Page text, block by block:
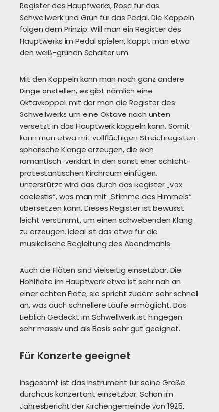
Register des Hauptwerks, Rosa für das
Schwellwerk und Grün für das Pedal. Die Koppeln
folgen dem Prinzip: Will man ein Register des
Hauptwerks im Pedal spielen, klappt man etwa
den weiß-grünen Schalter um.
Mit den Koppeln kann man noch ganz andere
Dinge anstellen, es gibt nämlich eine
Oktavkoppel, mit der man die Register des
Schwellwerks um eine Oktave nach unten
versetzt in das Hauptwerk koppeln kann. Somit
kann man etwa mit vollflächigen Streichregistern
sphärische Klänge erzeugen, die sich
romantisch-verklärt in den sonst eher schlicht-
protestantischen Kirchraum einfügen.
Unterstützt wird das durch das Register „Vox
coelestis“, was man mit „Stimme des Himmels“
übersetzen kann. Dieses Register ist bewusst
leicht verstimmt, um einen schwebenden Klang
zu erzeugen. Ideal ist das etwa für die
musikalische Begleitung des Abendmahls.
Auch die Flöten sind vielseitig einsetzbar. Die
Hohlflöte im Hauptwerk etwa ist sehr nah an
einer echten Flöte, sie spricht zudem sehr schnell
an, was auch schnellere Läufe ermöglicht. Das
Lieblich Gedeckt im Schwellwerk ist hingegen
sehr massiv und als Basis sehr gut geeignet.
Für Konzerte geeignet
Insgesamt ist das Instrument für seine Größe
durchaus konzertant einsetzbar. Schon im
Jahresbericht der Kirchengemeinde von 1925,